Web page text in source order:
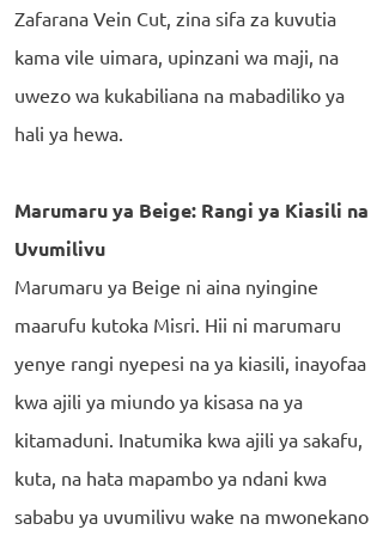
Zafarana Vein Cut, zina sifa za kuvutia
kama vile uimara, upinzani wa maji, na
uwezo wa kukabiliana na mabadiliko ya
hali ya hewa.
Marumaru ya Beige: Rangi ya Kiasili na
Uvumilivu
Marumaru ya Beige ni aina nyingine
maarufu kutoka Misri. Hii ni marumaru
yenye rangi nyepesi na ya kiasili, inayofaa
kwa ajili ya miundo ya kisasa na ya
kitamaduni. Inatumika kwa ajili ya sakafu,
kuta, na hata mapambo ya ndani kwa
sababu ya uvumilivu wake na mwonekano